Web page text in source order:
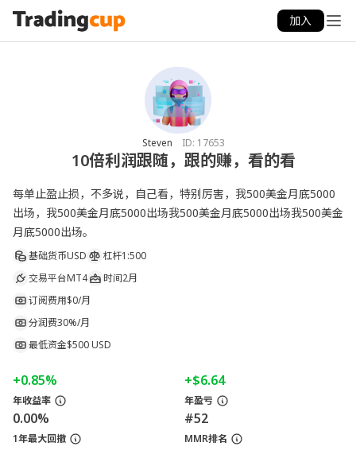
加入
Steven ID: 17653
10倍利润跟随，跟的赚，看的看
每单止盈止损，不多说，自己看，特别厉害，我500美金月底5000
出场，我500美金月底5000出场我500美金月底5000出场我500美金
月底5000出场。
基础货币USD 杠杆1:500
交易平台MT4 时间2月
订阅费用$0/月
分润费30%/月
最低资金$500 USD
+0.85%
年收益率
+$6.64
年盈亏
0.00%
1年最大回撤
#52
MMR排名